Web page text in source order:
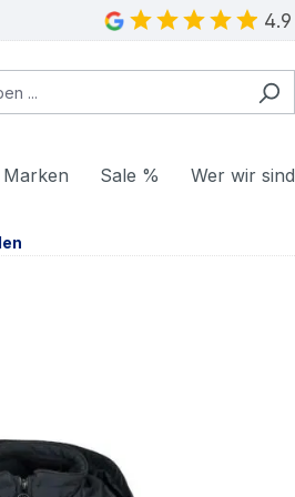
4.9
Sale % Wer wir sind